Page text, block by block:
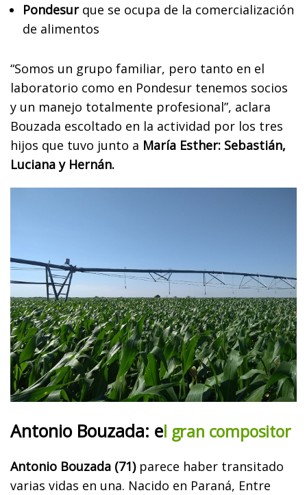
Pondesurque se ocupa de la comercialización
de alimentos
“Somos un grupo familiar, pero tanto en el
laboratorio como en Pondesur tenemos socios
y un manejo totalmente profesional”, aclara
Bouzada escoltado en la actividad por los tres
hijos que tuvo junto a María Esther: Sebastián,
Luciana y Hernán.
Antonio Bouzada: el gran compositor
Antonio Bouzada (71)parece haber transitado
varias vidas en una. Nacido en Paraná, Entre